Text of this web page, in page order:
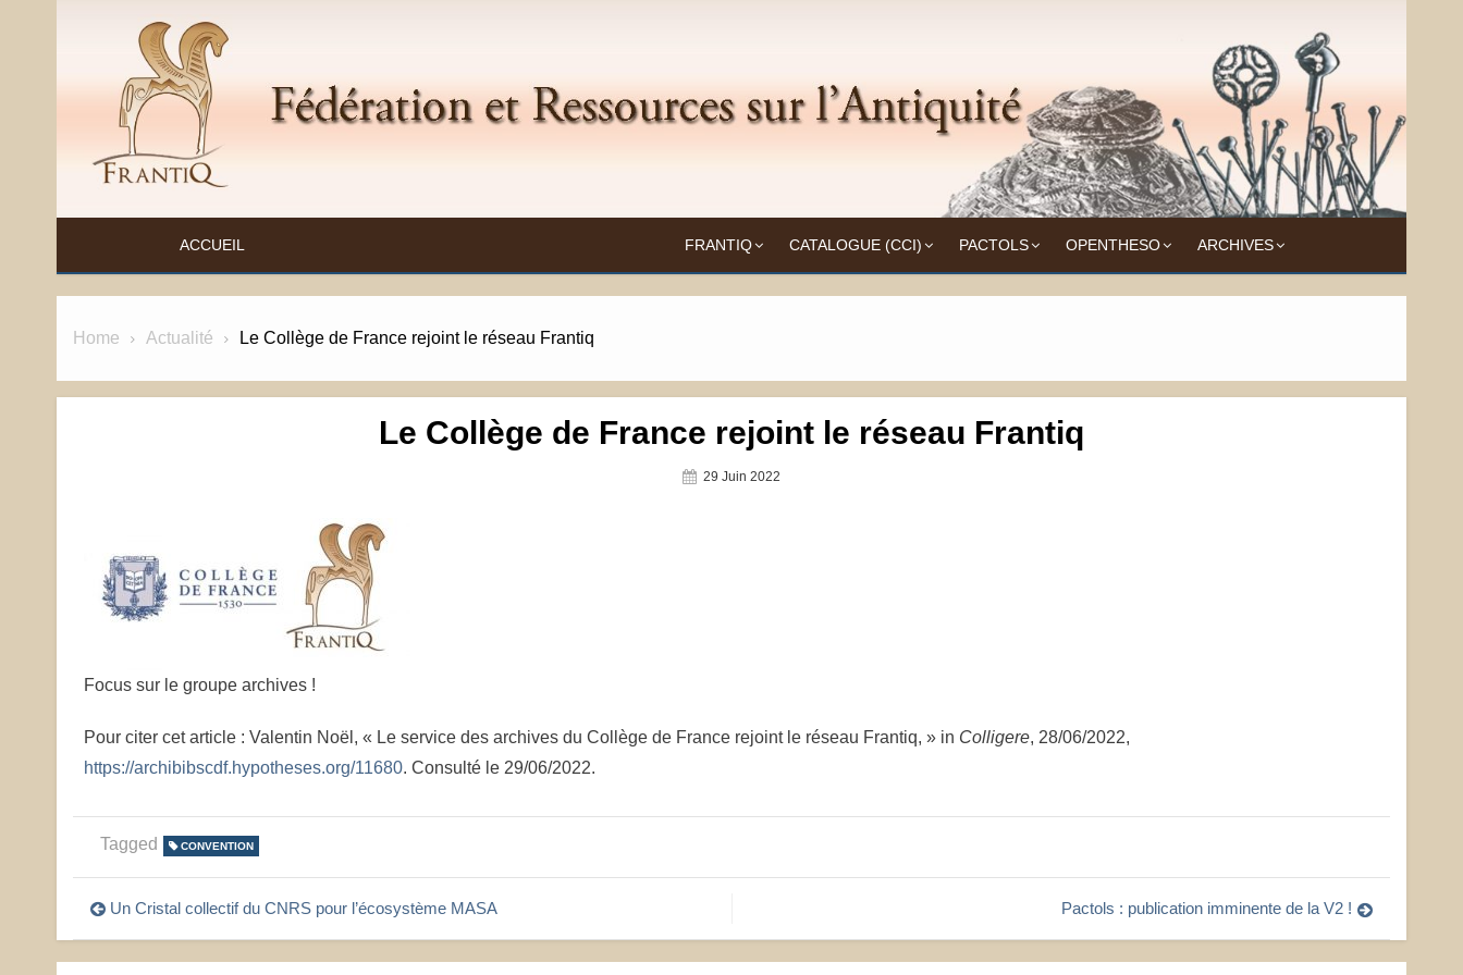
Frantiq
FÉDÉRATION ET RESSOURCES SUR L'ANTIQUITÉ
ACCUEIL FRANTIQ CATALOGUE (CCI) PACTOLS OPENTHESO ARCHIVES
Home Actualité Le Collège de France rejoint le réseau Frantiq
Le Collège de France rejoint le réseau Frantiq
Posted
29 Juin 2022
Focus sur le groupe archives !
Pour citer cet article : Valentin Noël, « Le service des archives du Collège de France rejoint le réseau Frantiq, » in Colligere, 28/06/2022,
https://archibibscdf.hypotheses.org/11680. Consulté le 29/06/2022.
Tagged CONVENTION
Navigation
de
l’article
Un Cristal collectif du CNRS pour l’écosystème MASA Pactols : publication imminente de la V2 !